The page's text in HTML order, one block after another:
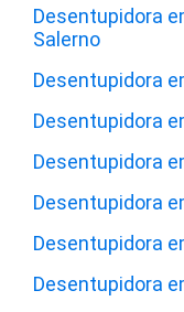
Desentupidora
Salerno
Desentupidora
Desentupidora
Desentupidora
Desentupidora
Desentupidora
Desentupidora